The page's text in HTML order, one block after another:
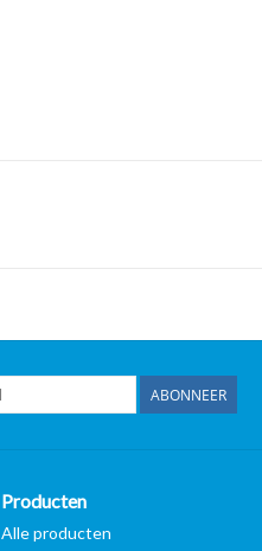
ABONNEER
Producten
Alle producten